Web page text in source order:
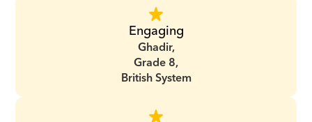
Engaging
Ghadir,
Grade 8,
British System